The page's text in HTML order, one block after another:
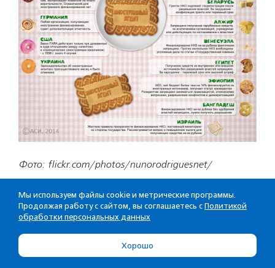
Фото: flickr.com/photos/nunorodriguesnet/
Мы используем файлы cookie и метрические программы.
Продолжая работу с сайтом, вы соглашаетесь с Политикой
обработки персональных данных
Хорошо